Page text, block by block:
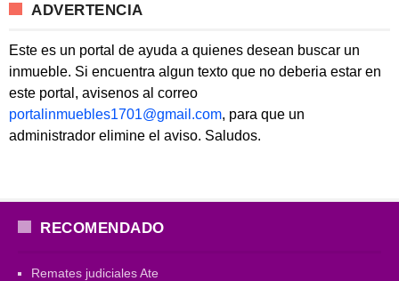
ADVERTENCIA
Este es un portal de ayuda a quienes desean buscar un
inmueble. Si encuentra algun texto que no deberia estar en
este portal, avisenos al correo
portalinmuebles1701@gmail.com, para que un
administrador elimine el aviso. Saludos.
RECOMENDADO
Remates judiciales Ate